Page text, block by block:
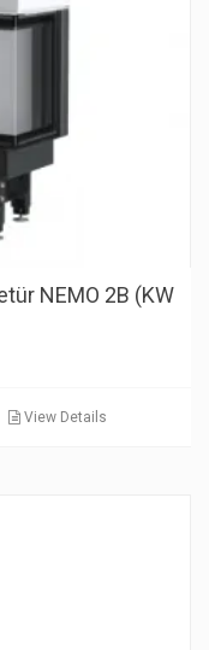
NEMO 2B (KW
View Details